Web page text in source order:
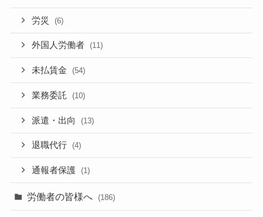
労災 (6)
外国人労働者 (11)
未払賃金 (54)
業務委託 (10)
派遣・出向 (13)
退職代行 (4)
通報者保護 (1)
労働者の皆様へ (186)